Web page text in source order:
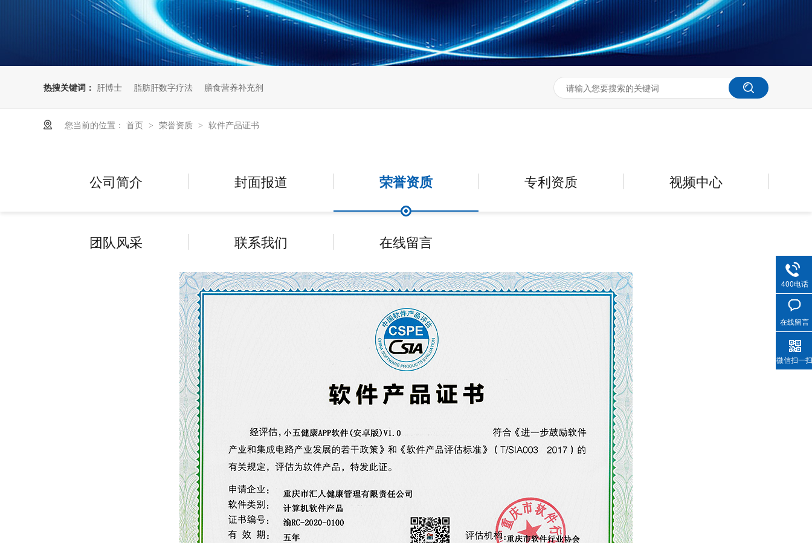
热搜关键词： 肝博士 脂肪肝数字疗法 膳食营养补充剂
您当前的位置： 首页 > 荣誉资质 > 软件产品证书
公司简介 封面报道 荣誉资质 专利资质 视频中心
团队风采 联系我们 在线留言
400电话
在线留言
微信扫一扫